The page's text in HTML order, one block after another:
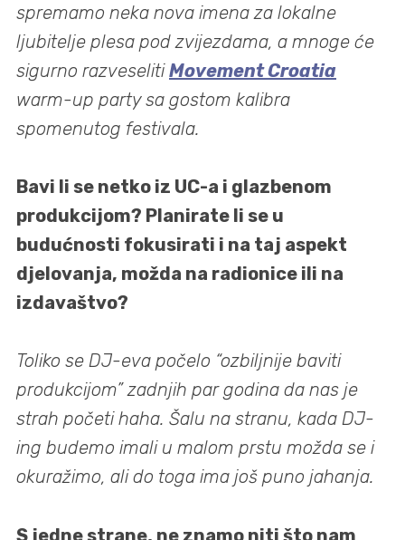
spremamo neka nova imena za lokalne
ljubitelje plesa pod zvijezdama, a mnoge će
sigurno razveselitiMovement Croatia
warm-up party sa gostom kalibra
spomenutog festivala.
Bavi li se netko iz UC-a i glazbenom
produkcijom? Planirate li se u
budućnosti fokusirati i na taj aspekt
djelovanja, možda na radionice ili na
izdavaštvo?
Toliko se DJ-eva počelo “ozbiljnije baviti
produkcijom” zadnjih par godina da nas je
strah početi haha. Šalu na stranu, kada DJ-
ing budemo imali u malom prstu možda se i
okuražimo, ali do toga ima još puno jahanja.
S jedne strane, ne znamo niti što nam